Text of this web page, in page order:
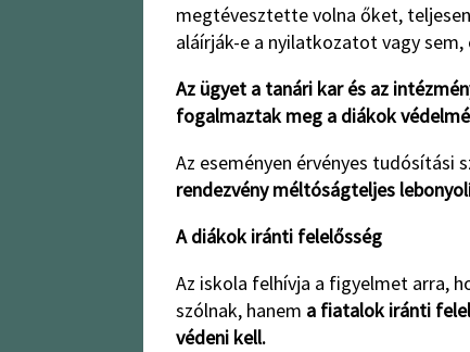
megtévesztette volna őket,
aláírják-e a nyilatkozatot vagy
Az ügyet a tanári kar és az
fogalmaztak meg a diákok
Az eseményen érvényes tudósítási
rendezvény méltóságteljes
A diákok iránti felelősség
Az iskola felhívja a figyelmet arra,
szólnak, hanem a fiatalok iránti
védeni kell.